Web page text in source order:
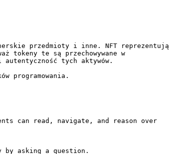
przedmioty i inne. NFT reprezentują
tokeny te są przechowywane w
tych aktywów.
programowania.
can read, navigate, and reason over
asking a question.